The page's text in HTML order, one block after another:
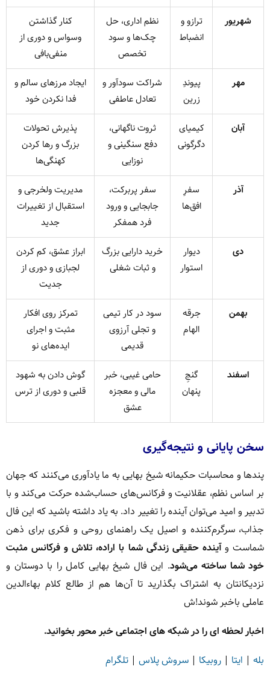
شهریور
ترازو و
انضباط
نظم اداری، حل
چک‌ها و سود
تخصص
کنار گذاشتن
وسواس و دوری از
منفی‌بافی
مهر
پیوندِ
زرین
شراکت سودآور و
تعادل عاطفی
ایجاد مرزهای سالم و
فدا نکردن خود
آبان
کیمیای
دگرگونی
ثروت ناگهانی،
دفع سنگینی و
نوزایی
پذیرش تحولات
بزرگ و رها کردن
کهنگی‌ها
آذر
سفرِ
افق‌ها
سفر پربرکت،
جابجایی و ورود
فرد همفکر
مدیریت ولخرجی و
استقبال از تغییرات
جدید
دی
دیوار
استوار
خرید دارایی بزرگ
و ثبات شغلی
ابراز عشق، کم کردن
لجبازی و دوری از
جدیت
بهمن
جرقه‌
الهام
سود در کار تیمی
و تجلی آرزوی
قدیمی
تمرکز روی افکار
مثبت و اجرای
ایده‌های نو
اسفند
گنجِ
پنهان
حامی غیبی، خبر
مالی و معجزه
عشق
گوش دادن به شهود
قلبی و دوری از ترس
سخن پایانی و نتیجه‌گیری
پندها و محاسبات حکیمانه شیخ بهایی به ما یادآوری می‌کنند که جهان
بر اساس نظم، عقلانیت و فرکانس‌های حساب‌شده حرکت می‌کند و با
تدبیر و امید می‌توان آینده را تغییر داد. به یاد داشته باشید که این فال
جذاب، سرگرم‌کننده و اصیل یک راهنمای روحی و فکری برای ذهن
شماست وآینده حقیقی زندگی شما با اراده، تلاش و فرکانس مثبت
خود شما ساخته می‌شود. این فال شیخ بهایی کامل را با دوستان و
نزدیکانتان به اشتراک بگذارید تا آن‌ها هم از طالع کلام بهاءالدین
عاملی باخبر شوند!ش
اخبار لحظه ای را در شبکه های اجتماعی خبر محور بخوانید.
بله | ایتا | روبیکا | سروش پلاس | تلگرام